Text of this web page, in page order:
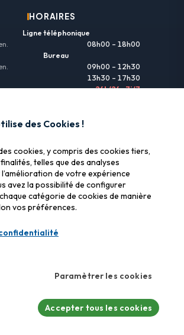
HORAIRES
Ligne téléphonique
08h00 – 18h00
Bureau
09h00 – 12h30
13h30 – 17h30
24h/24 • 7j/7
LIENS UTILES
& remboursement
SOS Data Recovery
Gérer les cookies
CERTIFICATIONS
Label cybersécurité
des Cookies !
cookies, y compris des cookies tiers,
telles que des analyses
de votre expérience
avez la possibilité de configurer
catégorie de cookies de manière
vos préférences.
Paramètrer les cookies
Accepter tous les cookies